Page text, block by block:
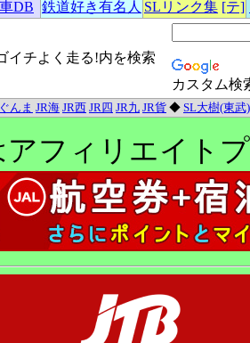
DB 鉄道好き有名人 SLリンク集 [テ]
イチよく走る!内を検索
カスタム検
んま JR海 JR西 JR四 JR九 JR貨 ◆ SL大樹(東武)
フィリエイト